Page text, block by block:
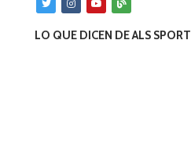
LO QUE DICEN DE ALS SPORT